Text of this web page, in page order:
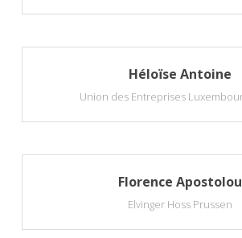
Héloïse Antoine
Union des Entreprises
Florence Apostolou
Elvinger Hoss Prussen